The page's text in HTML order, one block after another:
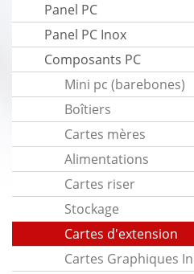
Panel PC
Panel PC Inox
Composants PC
Mini pc (barebones)
Boîtiers
Cartes mères
Alimentations
Cartes riser
Stockage
Cartes d'extension
Cartes Graphiques